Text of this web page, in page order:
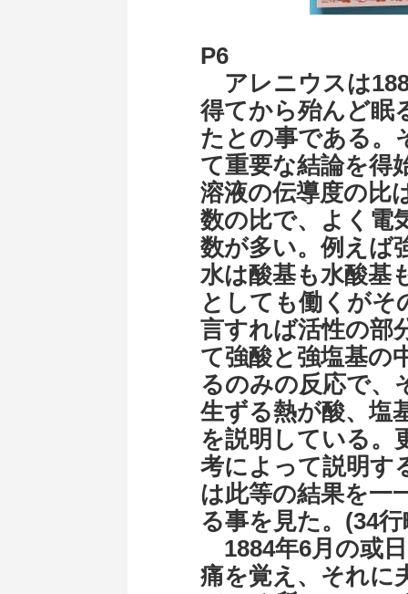
P6
アレニウスは
得てから殆んど眠
たとの事である。
て重要な結論を得
溶液の伝導度の比
数の比で、よく電
数が多い。例えば
水は酸基も水酸基
としても働くがそ
言すれば活性の部
て強酸と強塩基の
るのみの反応で、
生ずる熱が酸、塩
を説明している。
考によって説明す
は此等の結果を一
る事を見た。(34
1884年6月の或
痛を覚え、それに